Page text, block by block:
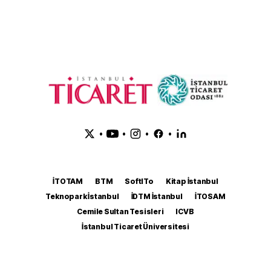
• • • •
İTOTAM BTM SoftITo
Kitap İstanbul
Teknopark İstanbul
İDTM İstanbul
İTOSAM
Cemile Sultan Tesisleri
ICVB
İstanbul Ticaret Üniversitesi